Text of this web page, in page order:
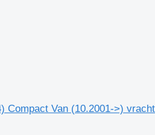
Compact Van (10.2001->)